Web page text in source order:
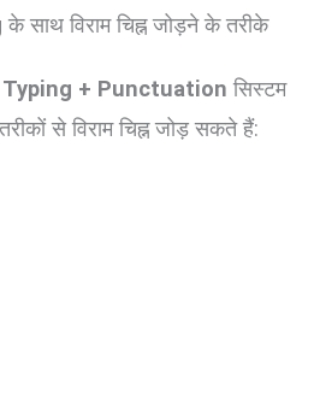
साथ विराम चिह्न जोड़ने के तरीके
+ Punctuation सिस्टम
से विराम चिह्न जोड़ सकते हैं: